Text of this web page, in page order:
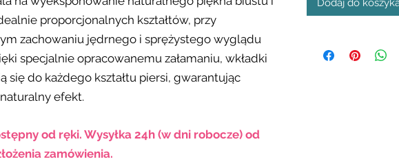
proporcjonalnych kształtów, przy
zachowaniu jędrnego i sprężystego wyglądu
specjalnie opracowanemu załamaniu, wkładki
się do każdego kształtu piersi, gwarantując
efekt.
od ręki. Wysyłka 24h (w dni robocze) od
zamówienia.